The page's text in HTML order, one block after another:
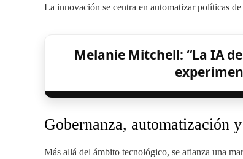
La innovación se centra en automatizar políticas
Melanie Mitchell: “La IA
Gobernanza, automatización
Más allá del ámbito tecnológico, se afianza una